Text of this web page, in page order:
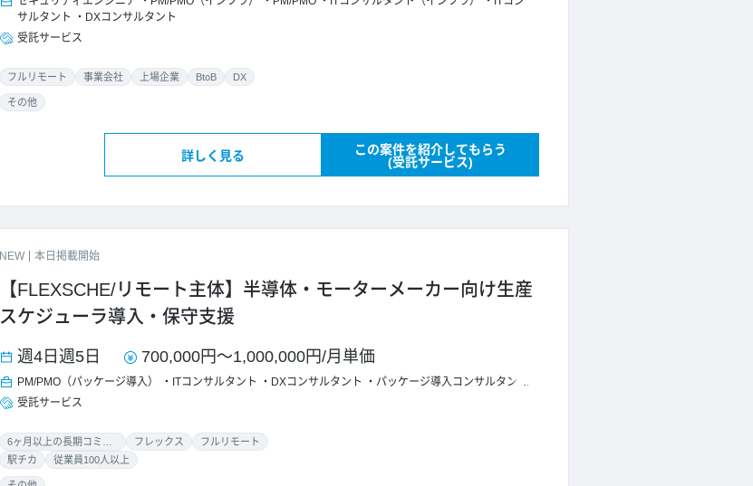
サルタント
DXコンサルタント
受託サービス
フルリモート 事業会社 上場企業 BtoB DX
その他
詳しく見る
この案件を紹介してもらう
(受託サービス)
NEW 本日掲載開始
【FLEXSCHE/リモート主体】半導体・モーターメーカー向け生産
スケジューラ導入・保守支援
週4日 週5日 700,000円 ～1,000,000円/月単価
PM/PMO（パッケージ導入） ITコンサルタント DXコンサルタント
パッケージ導入コンサルタント
受託サービス
フレックス
フルリモート
駅チカ
従業員100人以上